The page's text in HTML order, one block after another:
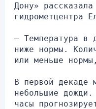
Дону»
гидрометцентра
— Температура в
ниже нормы.
или меньше
В первой декаде
небольшие
часы